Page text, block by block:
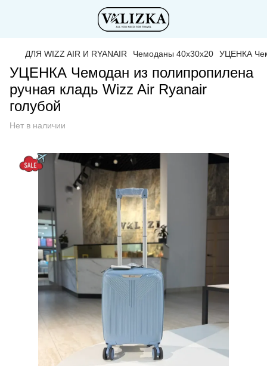
ДЛЯ WIZZ AIR И RYANAIR Чемоданы 40x30x20 УЦЕНКА
УЦЕНКА Чемодан из полипропилена
ручная кладь Wizz Air Ryanair
голубой
Нет в наличии